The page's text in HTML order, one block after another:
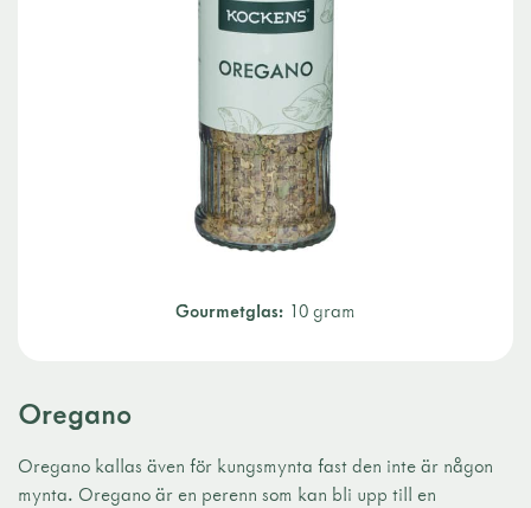
Gourmetglas: 10 gram
Oregano
Oregano kallas även för kungsmynta fast den inte är någon
mynta. Oregano är en perenn som kan bli upp till en